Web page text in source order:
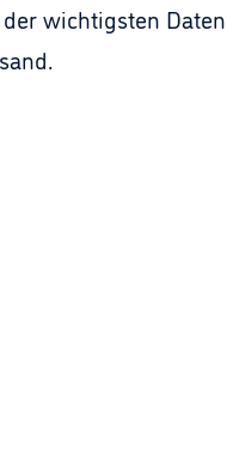
wichtigsten